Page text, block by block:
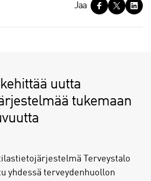
Jaa
uutta
tukemaan
Terveystalo
yhdessä terveydenhuollon